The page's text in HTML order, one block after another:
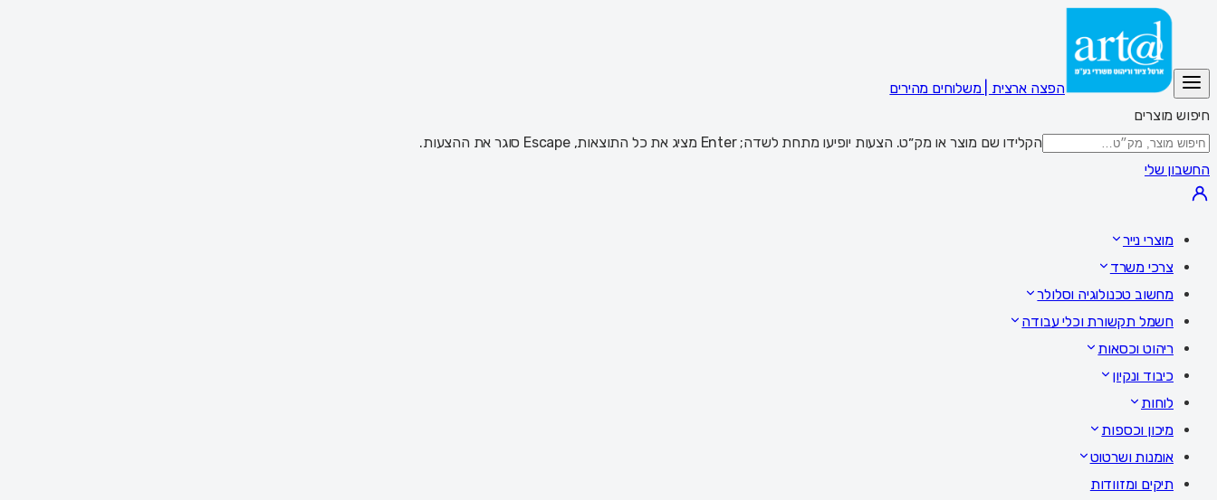
הפצה ארצית | משלוחים מהירים
חיפוש מוצרים
הקלידו שם מוצר או מק״ט. הצעות יופיעו מתחת לשדה; Enter מציג את כל התוצאות, Escape סוגר את ההצעות.
החשבון שלי
מוצרי נייר
צרכי משרד
מחשוב טכנולוגיה וסלולר
חשמל תקשורת וכלי עבודה
ריהוט וכסאות
כיבוד ונקיון
לוחות
מיכון וכספות
אומנות ושרטוט
תיקים ומזוודות